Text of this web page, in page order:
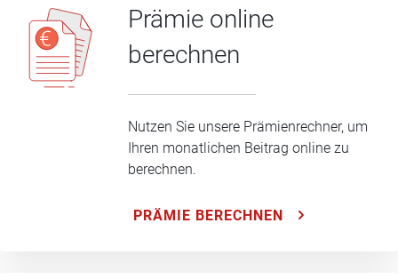
Prämie online
berechnen
Nutzen Sie unsere Prämienrechner, um
Ihren monatlichen Beitrag online zu
berechnen.
PRÄMIE BERECHNEN